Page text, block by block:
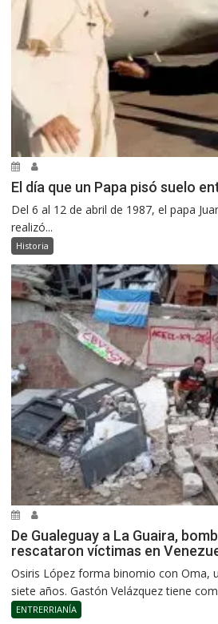
El día que un Papa pisó suelo
Del 6 al 12 de abril de 1987, el papa
realizó...
Historia
De Gualeguay a La Guaira,
rescataron víctimas en
Osiris López forma binomio con Oma,
siete años. Gastón Velázquez tiene
ENTRERRIANÍA